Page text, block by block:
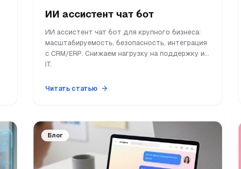
ИИ ассистент чат бот
ИИ ассистент чат бот для крупного бизнеса:
масштабируемость, безопасность, интеграция
с CRM/ERP. Снижаем нагрузку на поддержку и
IT.
Читать статью
Блог